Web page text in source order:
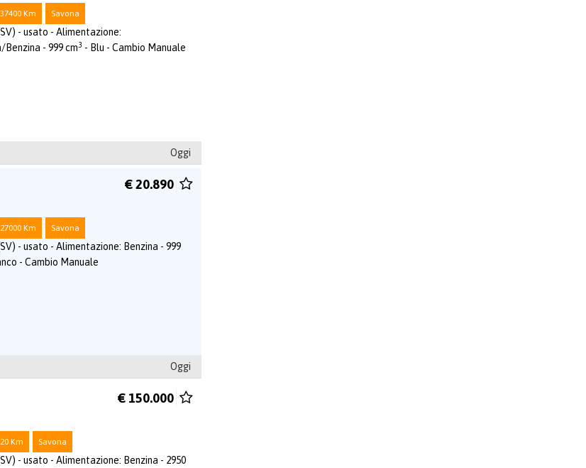
37400 Km Savona
- usato - Alimentazione:
- 999 cm3 - Blu - Cambio Manuale
Oggi
€ 20.890
27000 Km Savona
- usato - Alimentazione: Benzina - 999
- Cambio Manuale
Oggi
€ 150.000
20 Km Savona
- usato - Alimentazione: Benzina - 2950